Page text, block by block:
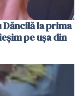
Dăncilă la prima
pe ușa din